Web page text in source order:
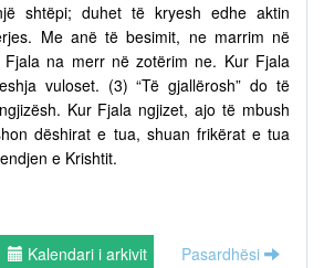
shtëpi; duhet të kryesh edhe aktin
Me anë të besimit, ne marrim në
na merr në zotërim ne. Kur Fjala
vuloset. (3) “Të gjallërosh” do të
Kur Fjala ngjizet, ajo të mbush
dëshirat e tua, shuan frikërat e tua
e Krishtit.
Kalendari i arkivit Pasardhësi